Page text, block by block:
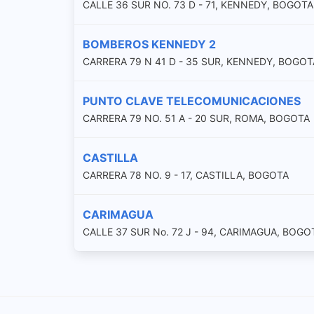
CALLE 36 SUR NO. 73 D - 71, KENNEDY, BOGOTA
BOMBEROS KENNEDY 2
CARRERA 79 N 41 D - 35 SUR, KENNEDY,
PUNTO CLAVE TELECOMUNICACIONES
CARRERA 79 NO. 51 A - 20 SUR, ROMA, BOGOTA
CASTILLA
CARRERA 78 NO. 9 - 17, CASTILLA, BOGOTA
CARIMAGUA
CALLE 37 SUR No. 72 J - 94, CARIMAGUA,